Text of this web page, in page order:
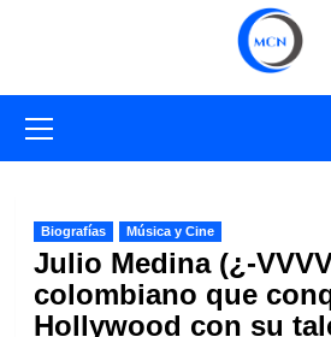
primario
Biografías Música y Cine
Julio Medina (¿-
colombiano que
Hollywood con su